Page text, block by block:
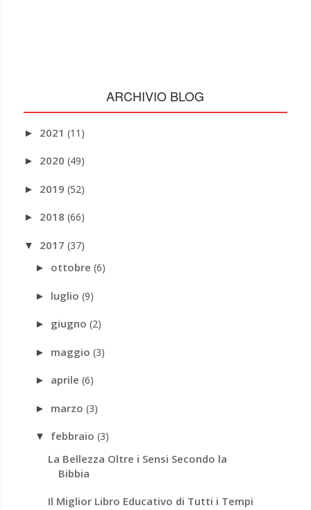
ARCHIVIO BLOG
► 2021 (11)
► 2020 (49)
► 2019 (52)
► 2018 (66)
▼ 2017 (37)
► ottobre(6)
► luglio(9)
► giugno(2)
► maggio(3)
► aprile(6)
► marzo(3)
▼ febbraio(3)
La Bellezza Oltre i Sensi Secondo la
Bibbia
Il Miglior Libro Educativo di Tutti i Tempi